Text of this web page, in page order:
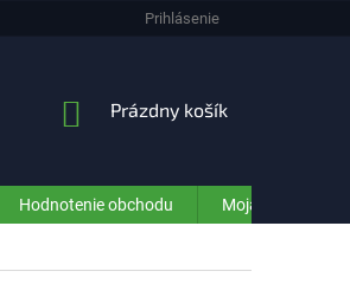
(GDPR) - INFORMÁCIE PRE ZÁKAZNÍKOV E-
Prihlásenie
NÁKUPNÝ
Prázdny košík
Hodnotenie obchodu Moja objednávka